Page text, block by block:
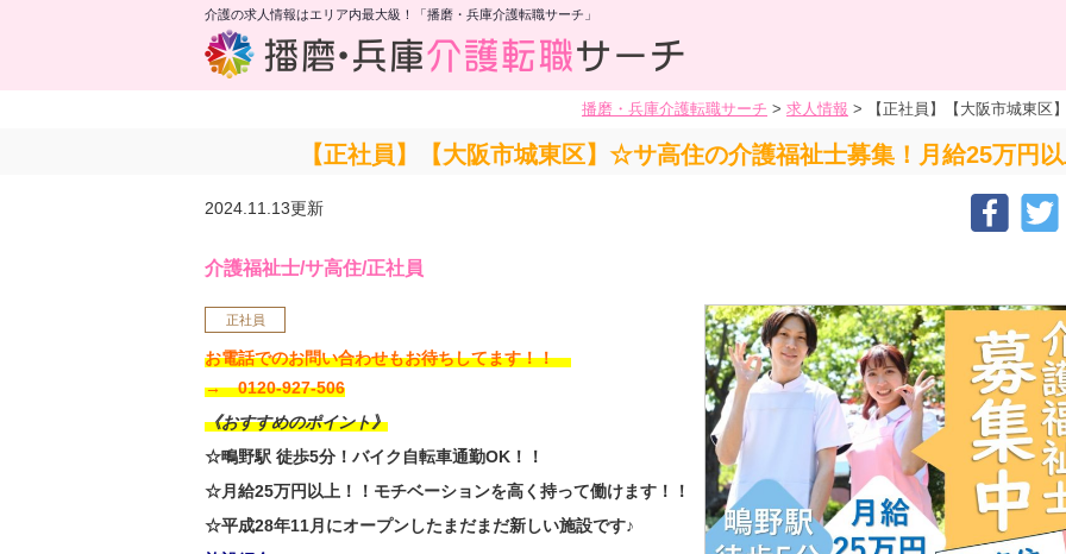
介護の求人情報はエリア内最大級！「播磨・兵庫介護転職サーチ」
播磨・兵庫介護転職サーチ > 求人情報 > 【正社員】【大阪市城東
【正社員】【大阪市城東区】☆サ高住の介護福祉士募集！月給25万円
2024.11.13更新
介護福祉士/サ高住/正社員
正社員
お電話でのお問い合わせもお待ちしてます！！
→ 0120-927-506
《おすすめのポイント》
☆鴫野駅 徒歩5分！バイク自転車通勤OK！！
☆月給25万円以上！！モチベーションを高く持って働けます！！
☆平成28年11月にオープンしたまだまだ新しい施設です♪